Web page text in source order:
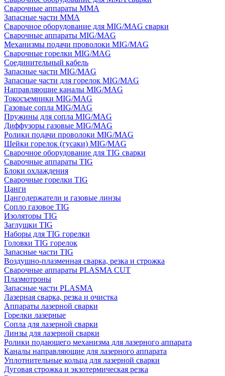
Сварочные аппараты MMA
Запасные части MMA
Сварочное оборудование для MIG/MAG сварки
Сварочные аппараты MIG/MAG
Механизмы подачи проволоки MIG/MAG
Сварочные горелки MIG/MAG
Соединительный кабель
Запасные части MIG/MAG
Запасные части для горелок MIG/MAG
Направляющие каналы MIG/MAG
Токосъемники MIG/MAG
Газовые сопла MIG/MAG
Пружины для сопла MIG/MAG
Диффузоры газовые MIG/MAG
Ролики подачи проволоки MIG/MAG
Шейки горелок (гусаки) MIG/MAG
Сварочное оборудование для TIG сварки
Сварочные аппараты TIG
Блоки охлаждения
Сварочные горелки TIG
Цанги
Цангодержатели и газовые линзы
Сопло газовое TIG
Изоляторы TIG
Заглушки TIG
Наборы для TIG горелки
Головки TIG горелок
Запасные части TIG
Воздушно-плазменная сварка, резка и строжка
Сварочные аппараты PLASMA CUT
Плазмотроны
Запасные части PLASMA
Лазерная сварка, резка и очистка
Аппараты лазерной сварки
Горелки лазерные
Сопла для лазерной сварки
Линзы для лазерной сварки
Ролики подающего механизма для лазерного аппарата
Каналы направляющие для лазерного аппарата
Уплотнительные кольца для лазерной сварки
Дуговая строжка и экзотермическая резка